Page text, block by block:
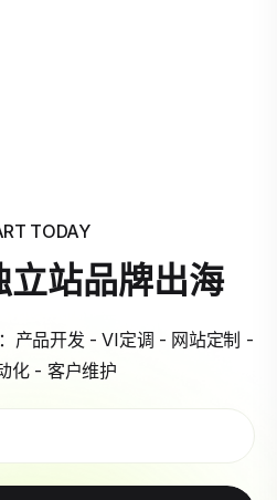
TODAY
立站品牌出海
产品开发 - VI定调 - 网站定制 -
化 - 客户维护